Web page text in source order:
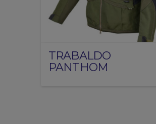
TRABALDO
PANTHOM